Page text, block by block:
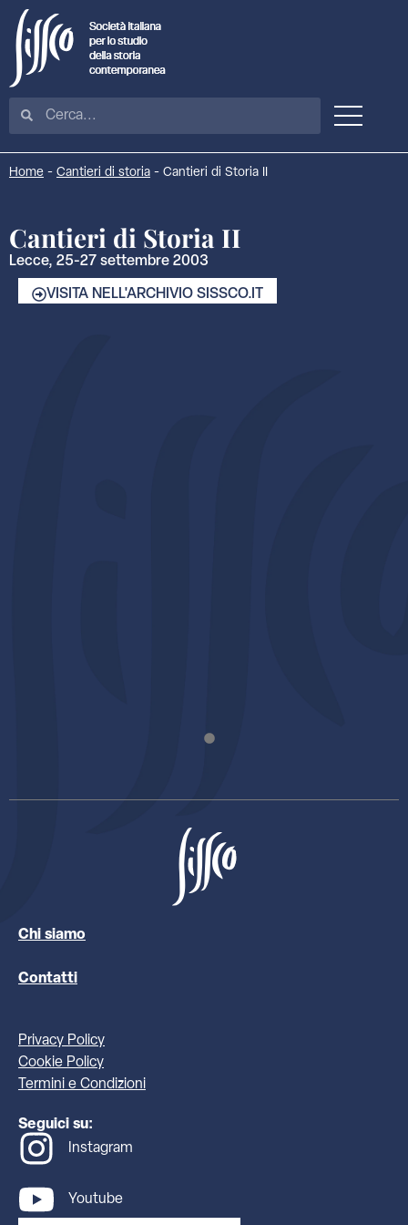
Home - Cantieri di storia - Cantieri di Storia II
Cantieri di Storia II
Lecce, 25-27 settembre 2003
VISITA NELL'ARCHIVIO SISSCO.IT
Chi siamo
Contatti
Privacy Policy
Cookie Policy
Termini e Condizioni
Seguici su:
Instagram
Youtube